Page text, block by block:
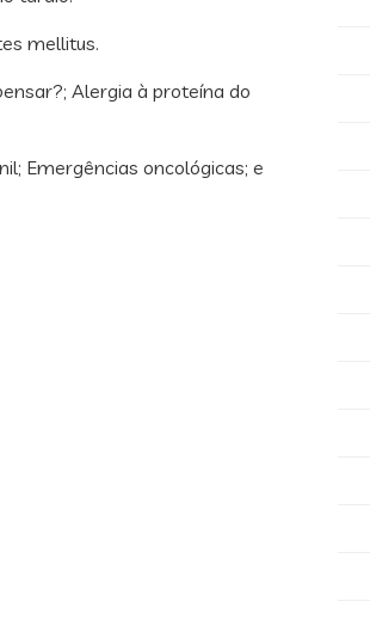
mellitus.
Alergia à proteína do
Emergências oncológicas; e